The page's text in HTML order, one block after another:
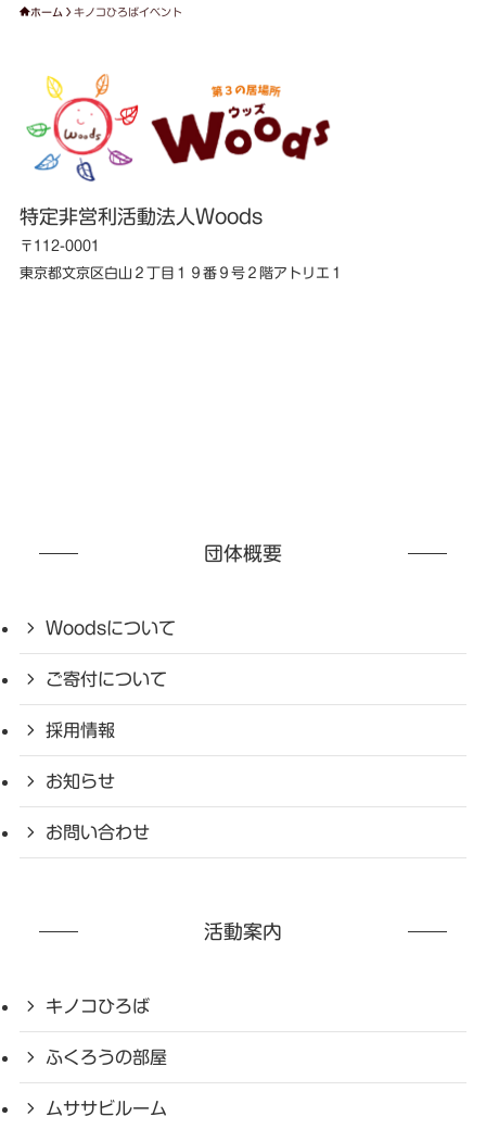
ホーム キノコひろばイベント
特定非営利活動法人Woods
〒112-0001
東京都文京区白山２丁目１９番９号２階アトリエ１
団体概要
Woodsについて
ご寄付について
採用情報
お知らせ
お問い合わせ
活動案内
キノコひろば
ふくろうの部屋
ムササビルーム